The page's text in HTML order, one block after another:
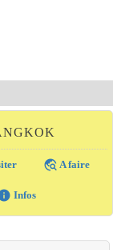
travel_explore A faire
Infos